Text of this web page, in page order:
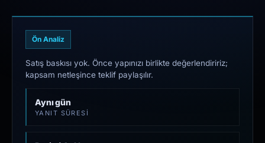
Ön Analiz
Satış baskısı yok. Önce yapınızı birlikte değerlendiririz;
kapsam netleşince teklif paylaşılır.
Aynı gün
YANIT SÜRESI